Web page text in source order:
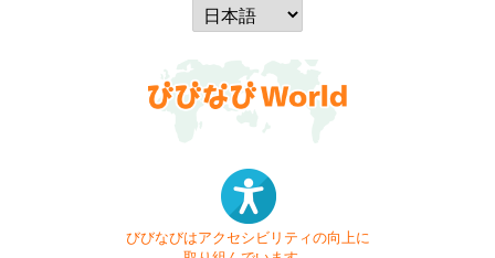
びびなびはアクセシビリティの向上に